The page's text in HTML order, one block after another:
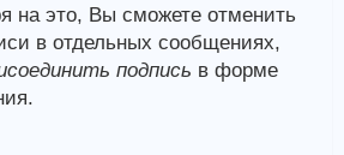
на это, Вы сможете отменить
в отдельных сообщениях,
подпись в форме